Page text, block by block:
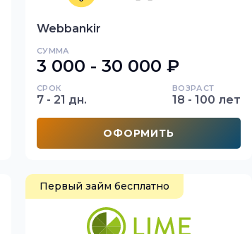
Webbankir
СУММА
3 000 - 30 000 ₽
СРОК
7 - 21 дн.
ВОЗРАСТ
18 - 100 лет
ОФОРМИТЬ
Первый займ бесплатно